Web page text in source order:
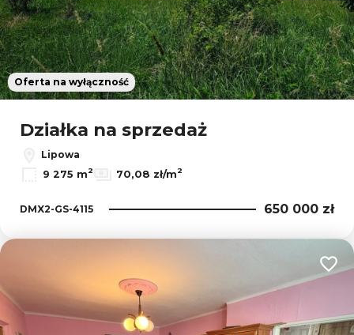
Oferta na wyłączność
Działka na sprzedaż
Lipowa
9 275 m2 70,08 zł/m2
DMX2-GS-4115 650 000 zł